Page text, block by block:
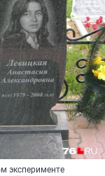
эксперименте